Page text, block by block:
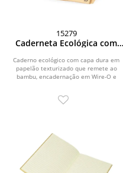
15279
Caderneta Ecológica com
Caderno ecológico com capa dura em
papelão texturizado que remete ao
bambu, encadernação em Wire-O e